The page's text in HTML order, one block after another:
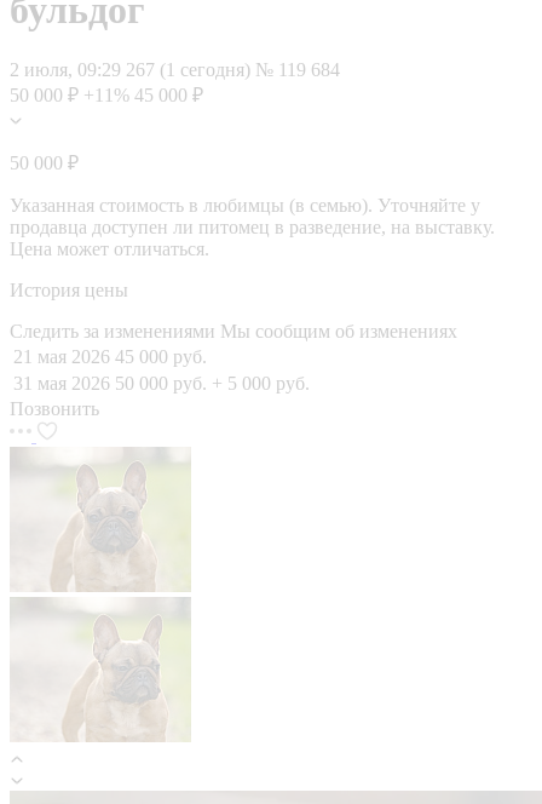
бульдог
2 июля, 09:29 267 (1 сегодня) № 119 684
50 000 ₽ +11% 45 000 ₽
50 000 ₽
Указанная стоимость в любимцы (в семью). Уточняйте у
продавца доступен ли питомец в разведение, на выставку.
Цена может отличаться.
История цены
Следить за изменениями Мы сообщим об изменениях
21 мая 2026 45 000 руб.
31 мая 2026 50 000 руб. + 5 000 руб.
Позвонить